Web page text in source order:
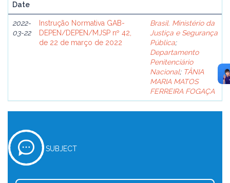
Date
2022-
03-22
Instrução Normativa GAB-
DEPEN/DEPEN/MJSP nº 42,
de 22 de março de 2022
Brasil. Ministério da
Justiça e Segurança
Pública;
Departamento
Penitenciário
Nacional; TÂNIA
MARIA MATOS
FERREIRA FOGAÇA
SUBJECT